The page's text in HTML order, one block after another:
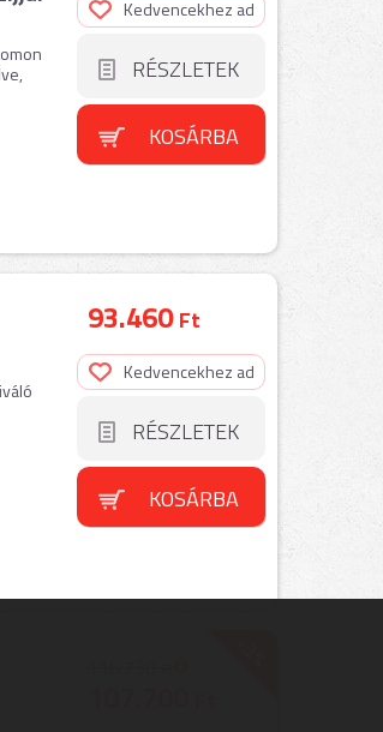
Kedvencekhez ad
RÉSZLETEK
KOSÁRBA
93.460Ft
Kedvencekhez ad
RÉSZLETEK
KOSÁRBA